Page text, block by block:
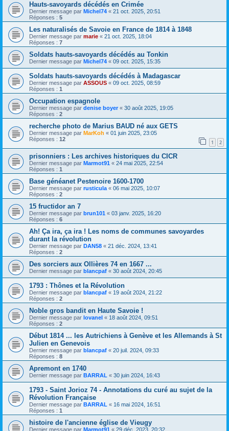
Hauts-savoyards décédés en Crimée
Dernier message par Michel74 « 21 oct. 2025, 20:51
Réponses : 5
Les naturalisés de Savoie en France de 1814 à 1848
Dernier message par marie « 21 oct. 2025, 18:04
Réponses : 7
Soldats hauts-savoyards décédés au Tonkin
Dernier message par Michel74 « 09 oct. 2025, 15:35
Soldats hauts-savoyards décédés à Madagascar
Dernier message par ASSOUS « 09 oct. 2025, 08:59
Réponses : 1
Occupation espagnole
Dernier message par denise boyer « 30 août 2025, 19:05
Réponses : 2
recherche photo de Marius BAUD né aux GETS
Dernier message par MarKoh « 01 juin 2025, 23:05
Réponses : 12 1 2
prisonniers : Les archives historiques du CICR
Dernier message par Marmot91 « 24 mai 2025, 22:54
Réponses : 1
Base généanet Pestenoire 1600-1700
Dernier message par rusticula « 06 mai 2025, 10:07
Réponses : 2
15 fructidor an 7
Dernier message par brun101 « 03 janv. 2025, 16:20
Réponses : 6
Ah! Ça ira, ça ira ! Les noms de communes savoyardes
durant la révolution
Dernier message par DAN58 « 21 déc. 2024, 13:41
Réponses : 2
Des sorciers aux Ollières 74 en 1667 ...
Dernier message par blancpaf « 30 août 2024, 20:45
1793 : Thônes et la Révolution
Dernier message par blancpaf « 19 août 2024, 21:22
Réponses : 2
Noble gros bandit en Haute Savoie !
Dernier message par lovanel « 18 août 2024, 09:51
Réponses : 2
Début 1814 ... les Autrichiens à Genève et les Allemands à St
Julien en Genevois
Dernier message par blancpaf « 20 juil. 2024, 09:33
Réponses : 8
Apremont en 1740
Dernier message par BARRAL « 30 juin 2024, 16:43
1793 - Saint Jorioz 74 - Annotations du curé au sujet de la
Révolution Française
Dernier message par BARRAL « 16 mai 2024, 16:51
Réponses : 1
histoire de l'ancienne église de Vieugy
Dernier message par Marmot91 « 29 déc. 2023, 20:32